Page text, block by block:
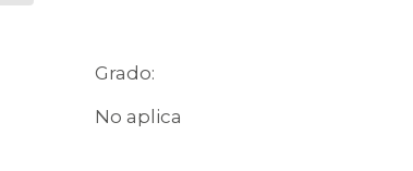
Grado:
No aplica